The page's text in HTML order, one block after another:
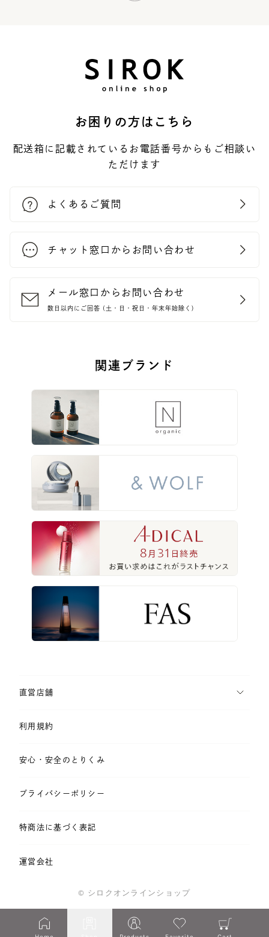
お困りの方はこちら
配送箱に記載されているお電話番号からもご相談い
ただけます
よくあるご質問
チャット窓口からお問い合わせ
メール窓口からお問い合わせ
数日以内にご回答 (土・日・祝日・年末年始除く)
関連ブランド
直営店舗
利用規約
安心・安全のとりくみ
プライバシーポリシー
特商法に基づく表記
運営会社
©️ シロクオンラインショップ